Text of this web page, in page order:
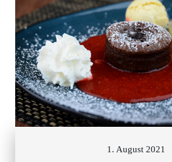
1. August 2021